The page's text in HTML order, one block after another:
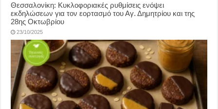
Θεσσαλονίκη: Κυκλοφοριακές ρυθμίσεις ενόψει
εκδηλώσεων για τον εορτασμό του Αγ. Δημητρίου και της
28ης Οκτωβρίου
23/10/2025